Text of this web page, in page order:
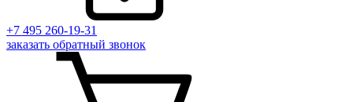
+7 495 260-19-31
заказать обратный звонок